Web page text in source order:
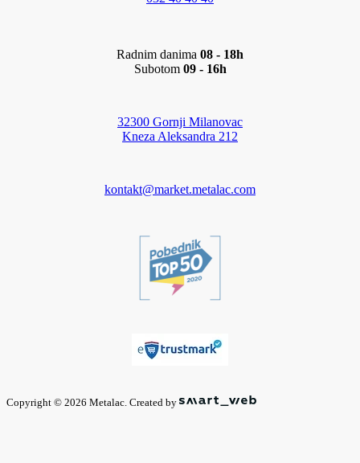
Radnim danima 08 - 18h
Subotom 09 - 16h
32300 Gornji Milanovac
Kneza Aleksandra 212
kontakt@market.metalac.com
Copyright © 2026 Metalac. Created by